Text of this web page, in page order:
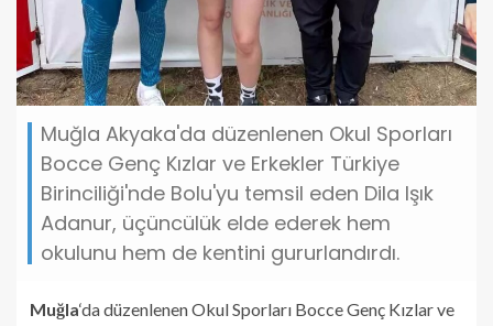
Muğla Akyaka'da düzenlenen Okul Sporları
Bocce Genç Kızlar ve Erkekler Türkiye
Birinciliği'nde Bolu'yu temsil eden Dila Işık
Adanur, üçüncülük elde ederek hem
okulunu hem de kentini gururlandırdı.
Muğla‘da düzenlenen Okul Sporları Bocce Genç Kızlar ve